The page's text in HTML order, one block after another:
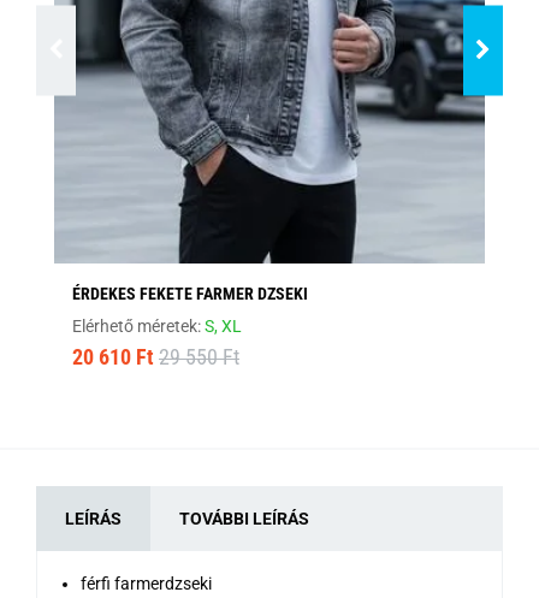
ÉRDEKES FEKETE FARMER DZSEKI
Elérhető méretek:S,XL
20 610 Ft 29 550 Ft
LEÍRÁS TOVÁBBI LEÍRÁS
férfi farmerdzseki